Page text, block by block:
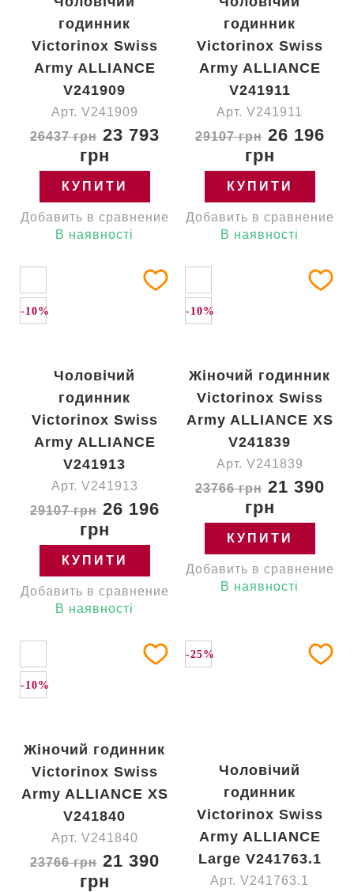
годинник
Victorinox Swiss
Army ALLIANCE
V241909
Арт. V241909
26437 грн23 793
грн
КУПИТИ
Добавить в сравнение
В наявності
годинник
Victorinox Swiss
Army ALLIANCE
V241911
Арт. V241911
29107 грн26 196
грн
КУПИТИ
Добавить в сравнение
В наявності
-10%
Чоловічий
годинник
Victorinox Swiss
Army ALLIANCE
V241913
Арт. V241913
29107 грн26 196
грн
КУПИТИ
Добавить в сравнение
В наявності
-10%
Жіночий годинник
Victorinox Swiss
Army ALLIANCE XS
V241839
Арт. V241839
23766 грн21 390
грн
КУПИТИ
Добавить в сравнение
В наявності
-10%
Жіночий годинник
Victorinox Swiss
Army ALLIANCE XS
V241840
Арт. V241840
23766 грн21 390
грн
-25%
Чоловічий
годинник
Victorinox Swiss
Army ALLIANCE
Large V241763.1
Арт. V241763.1